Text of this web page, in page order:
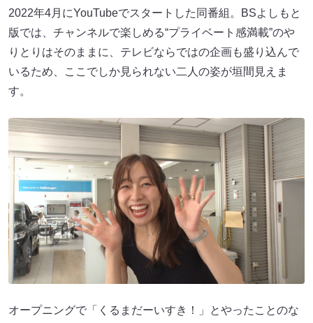
2022年4月にYouTubeでスタートした同番組。BSよしもと
版では、チャンネルで楽しめる“プライベート感満載”のや
りとりはそのままに、テレビならではの企画も盛り込んで
いるため、ここでしか見られない二人の姿が垣間見えま
す。
オープニングで「くるまだーいすき！」とやったことのな